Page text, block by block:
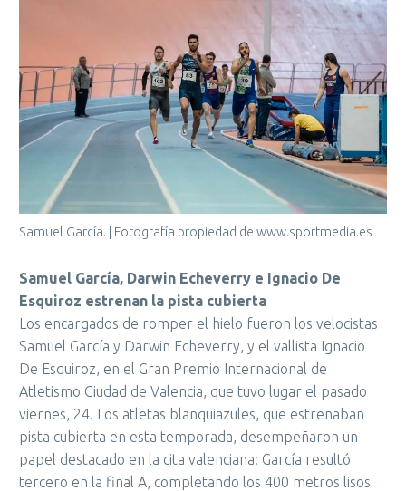
Samuel García. | Fotografía propiedad de www.sportmedia.es
Samuel García, Darwin Echeverry e Ignacio De
Esquiroz estrenan la pista cubierta
Los encargados de romper el hielo fueron los velocistas
Samuel García y Darwin Echeverry, y el vallista Ignacio
De Esquiroz, en el Gran Premio Internacional de
Atletismo Ciudad de Valencia, que tuvo lugar el pasado
viernes, 24. Los atletas blanquiazules, que estrenaban
pista cubierta en esta temporada, desempeñaron un
papel destacado en la cita valenciana: García resultó
tercero en la final A, completando los 400 metros lisos